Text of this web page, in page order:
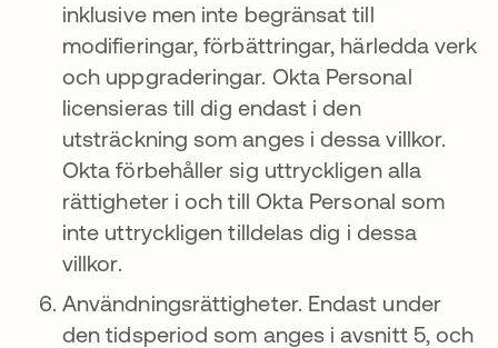
inklusive men inte begränsat till
modifieringar, förbättringar, härledda verk
och uppgraderingar. Okta Personal
licensieras till dig endast i den
utsträckning som anges i dessa villkor.
Okta förbehåller sig uttryckligen alla
rättigheter i och till Okta Personal som
inte uttryckligen tilldelas dig i dessa
villkor.
Användningsrättigheter. Endast under
den tidsperiod som anges i avsnitt 5, och